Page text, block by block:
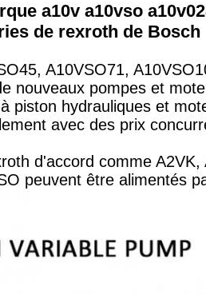
a10v a10vso
de rexroth de Bosch
A10VSO71,
nouveaux pompes et
piston hydrauliques et
avec des prix
d'accord comme A2VK,
peuvent être alimentés